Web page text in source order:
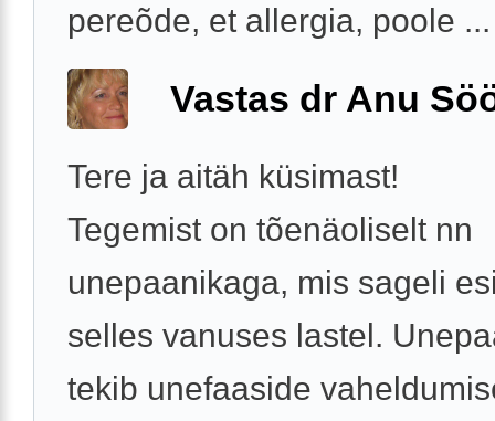
pereõde, et allergia, poole ...
Vastas dr Anu
Tere ja aitäh küsimast!
Tegemist on tõenäoliselt nn
unepaanikaga, mis sageli
selles vanuses lastel.
tekib unefaaside